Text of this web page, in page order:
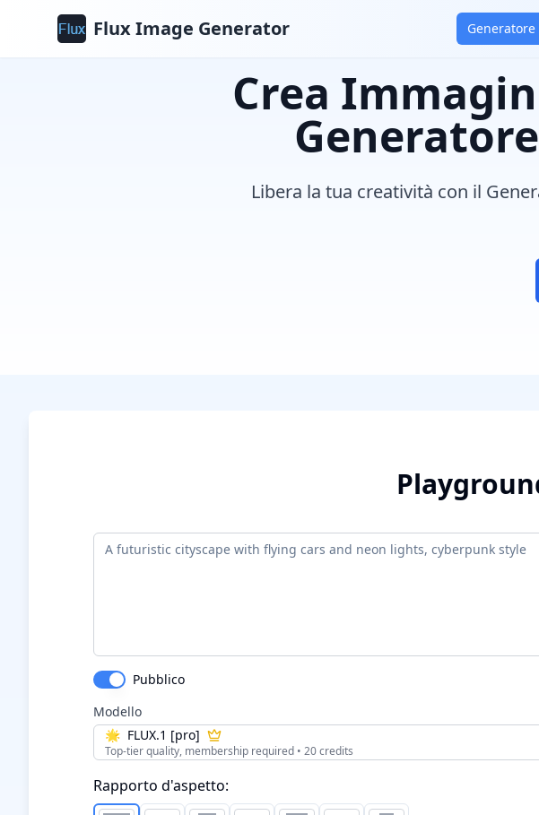
Flux Image Generator Generatore
Crea
Libera la tua creatività con il
Pubblico
Modello
🌟 FLUX.1 [pro]
Top-tier quality, membership required • 20credits
Rapporto d'aspetto: